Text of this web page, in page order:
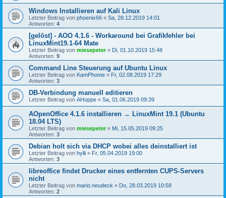
Windows Installieren auf Kali Linux
Letzter Beitrag von phoenix66 « Sa, 28.12.2019 14:01
Antworten: 4
[gelöst] - AOO 4.1.6 - Workaround bei Grafikfehler bei
LinuxMint19.1-64 Mate
Letzter Beitrag von miesepeter« Di, 01.10.2019 15:48
Antworten: 9
Command Line Steuerung auf Ubuntu Linux
Letzter Beitrag von KamPhome « Fr, 02.08.2019 17:29
Antworten: 3
DB-Verbindung manuell editieren
Letzter Beitrag von AHoppe « Sa, 01.06.2019 09:39
AOpenOffice 4.1.6 installieren → LinuxMint 19.1 (Ubuntu
18.04 LTS)
Letzter Beitrag von miesepeter« Mi, 15.05.2019 09:25
Antworten: 3
Debian holt sich via DHCP wobei alles deinstalliert ist
Letzter Beitrag von hylli « Fr, 05.04.2019 19:00
Antworten: 3
libreoffice findet Drucker eines entfernten CUPS-Servers
nicht
Letzter Beitrag von mario.neudeck « Do, 28.03.2019 10:58
Antworten: 2